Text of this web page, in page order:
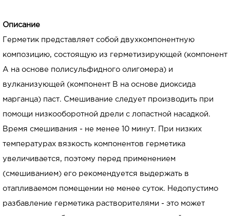
Описание
Герметик представляет собой двухкомпонентную
композицию, состоящую из герметизирующей (компонент
А на основе полисульфидного олигомера) и
вулканизующей (компонент В на основе диоксида
марганца) паст. Смешивание следует производить при
помощи низкооборотной дрели с лопастной насадкой.
Время смешивания - не менее 10 минут. При низких
температурах вязкость компонентов герметика
увеличивается, поэтому перед применением
(смешиванием) его рекомендуется выдержать в
отапливаемом помещении не менее суток. Недопустимо
разбавление герметика растворителями - это может